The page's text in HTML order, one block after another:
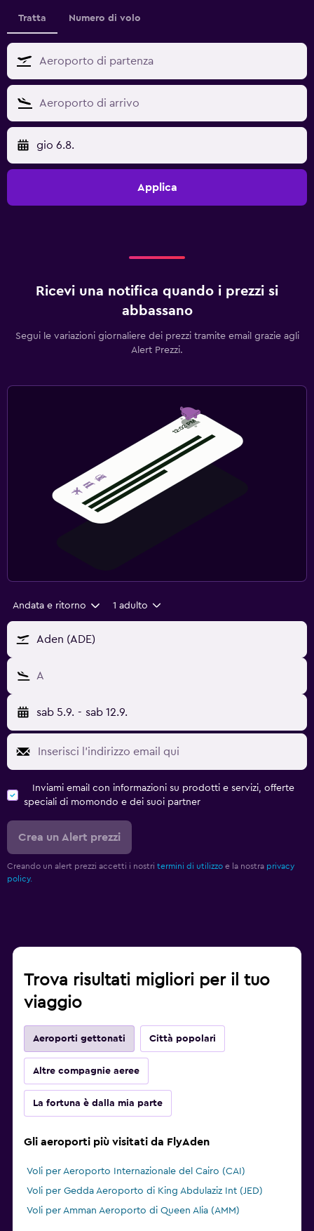
Tratta Numero di volo
gio 6.8.
Applica
Ricevi una notifica quando i prezzi si
abbassano
Segui le variazioni giornaliere dei prezzi tramite email grazie agli
Alert Prezzi.
Andata e ritorno 1 adulto
Aden (ADE)
A
sab 5.9. - sab 12.9.
Inviami email con informazioni su prodotti e servizi, offerte
speciali di momondo e dei suoi partner
Crea un Alert prezzi
Creando un alert prezzi accetti i nostri termini di utilizzo e la nostra privacy
policy.
Trova risultati migliori per il tuo
viaggio
Aeroporti gettonati Città popolari
Altre compagnie aeree
La fortuna è dalla mia parte
Gli aeroporti più visitati da FlyAden
Voli per Aeroporto Internazionale del Cairo (CAI)
Voli per Gedda Aeroporto di King Abdulaziz Int (JED)
Voli per Amman Aeroporto di Queen Alia (AMM)